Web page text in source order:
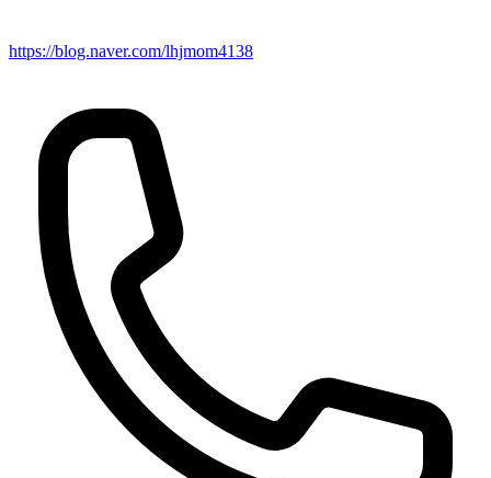
https://blog.naver.com/lhjmom4138